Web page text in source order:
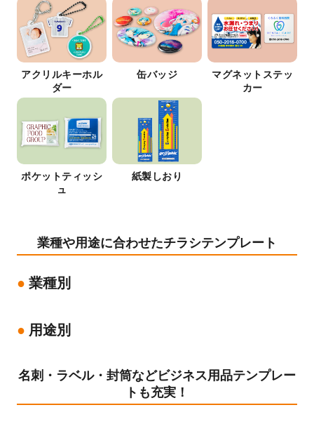
アクリルキーホル
ダー
缶バッジ
マグネットステッ
カー
ポケットティッシ
ュ
紙製しおり
業種や用途に合わせたチラシテンプレート
業種別
用途別
名刺・ラベル・封筒などビジネス用品テンプレー
トも充実！